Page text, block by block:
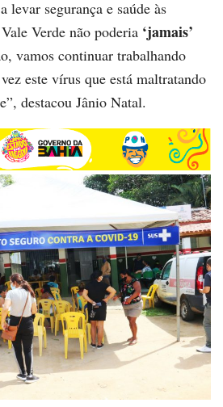
levar segurança e saúde às
Verde não poderia ‘jamais’
vamos continuar trabalhando
este vírus que está maltratando
destacou Jânio Natal.